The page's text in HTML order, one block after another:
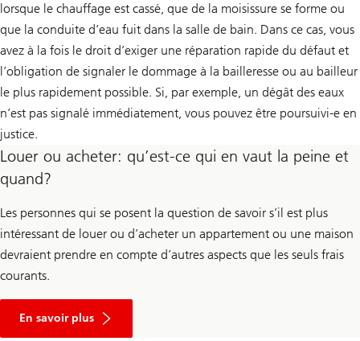
lorsque le chauffage est cassé, que de la moisissure se forme ou
que la conduite d’eau fuit dans la salle de bain. Dans ce cas, vous
avez à la fois le droit d’exiger une réparation rapide du défaut et
l’obligation de signaler le dommage à la bailleresse ou au bailleur
le plus rapidement possible. Si, par exemple, un dégât des eaux
n’est pas signalé immédiatement, vous pouvez être poursuivi-e en
justice.
Louer ou acheter: qu’est-ce qui en vaut la peine et
quand?
Les personnes qui se posent la question de savoir s’il est plus
intéressant de louer ou d’acheter un appartement ou une maison
devraient prendre en compte d’autres aspects que les seuls frais
courants.
En savoir plus
p